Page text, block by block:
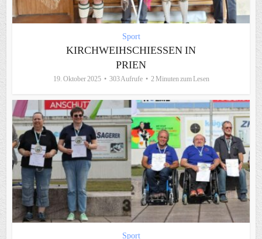
Sport
KIRCHWEIHSCHIESSEN IN P
RIEN
19. Oktober 2025 303 Aufrufe 2 Minuten zum Lesen
Sport